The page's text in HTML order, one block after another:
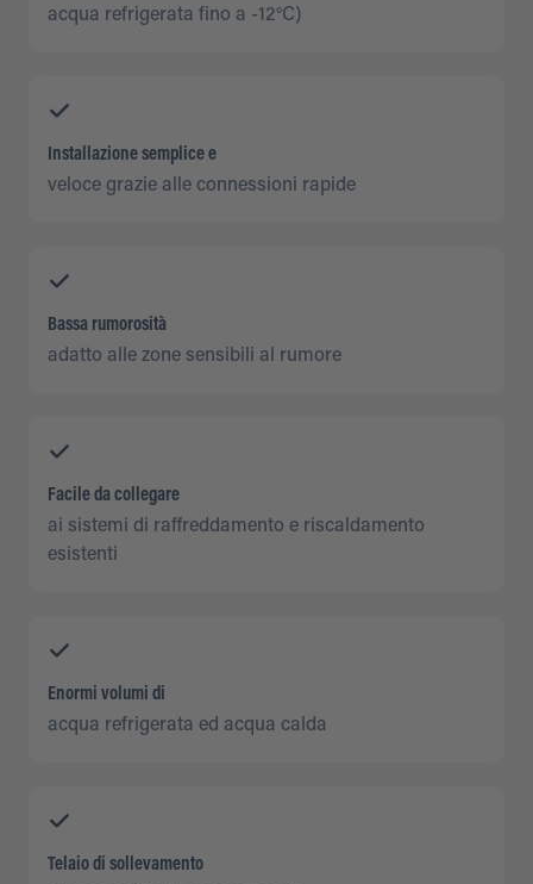
acqua refrigerata fino a -12°C)
Installazione semplice e
veloce grazie alle connessioni rapide
Bassa rumorosità
adatto alle zone sensibili al rumore
Facile da collegare
ai sistemi di raffreddamento e riscaldamento
esistenti
Enormi volumi di
acqua refrigerata ed acqua calda
Telaio di sollevamento